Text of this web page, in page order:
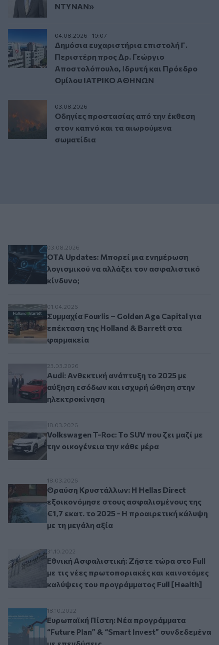
ΝΤΥΝΑΝ»
04.08.2026 - 10:07
Δημόσια ευχαριστήρια επιστολή Γ.
Περιστέρη προς Δρ. Γεώργιο
Αποστολόπουλο, Ιδρυτή και Πρόεδρο
Ομίλου ΙΑΤΡΙΚΟ ΑΘΗΝΩΝ
03.08.2026
Οδηγίες προστασίας από την έκθεση
στον καπνό και τα αιωρούμενα
σωματίδια
OTA Updates: Μπορεί μια ενημέρωση
03.08.2026
OTA Updates: Μπορεί μια ενημέρωση
λογισμικού να αλλάξει τον ασφαλιστικό
κίνδυνο;
Συμμαχία Fourlis – Golden Age Capital για
01.04.2026
Συμμαχία Fourlis – Golden Age Capital για
επέκταση της Holland & Barrett στα
φαρμακεία
Audi: Ανθεκτική ανάπτυξη το 2025 με αύξηση
23.03.2026
Audi: Ανθεκτική ανάπτυξη το 2025 με
αύξηση εσόδων και ισχυρή ώθηση στην
ηλεκτροκίνηση
Volkswagen T-Roc: Το SUV που ζει μαζί με την
18.03.2026
Volkswagen T-Roc: Το SUV που ζει μαζί με
την οικογένεια την κάθε μέρα
Θραύση Κρυστάλλων: H Hellas Direct
18.03.2026
Θραύση Κρυστάλλων: H Hellas Direct
εξοικονόμησε στους ασφαλισμένους της
€1,7 εκατ. το 2025 - Η προαιρετική κάλυψη
με τη μεγάλη αξία
Εθνική Ασφαλιστική: Ζήστε τώρα στο Full με
31.10.2022
Εθνική Ασφαλιστική: Ζήστε τώρα στο Full
με τις νέες πρωτοποριακές και καινοτόμες
καλύψεις του προγράμματος Full [Health]
Ευρωπαϊκή Πίστη: Νέα προγράμματα “Future
18.10.2022
Ευρωπαϊκή Πίστη: Νέα προγράμματα
“Future Plan” & “Smart Invest” συνδεδεμένα
με επενδύσεις